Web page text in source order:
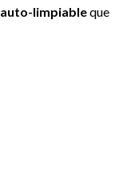
auto-limpiableque